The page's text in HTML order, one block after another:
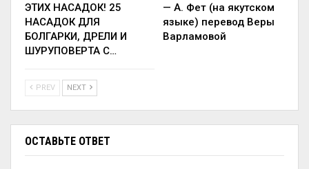
ЭТИХ НАСАДОК! 25
НАСАДОК ДЛЯ
БОЛГАРКИ, ДРЕЛИ И
ШУРУПОВЕРТА С…
— А. Фет (на якутском
языке) перевод Веры
Варламовой
PREV NEXT
ОСТАВЬТЕ ОТВЕТ